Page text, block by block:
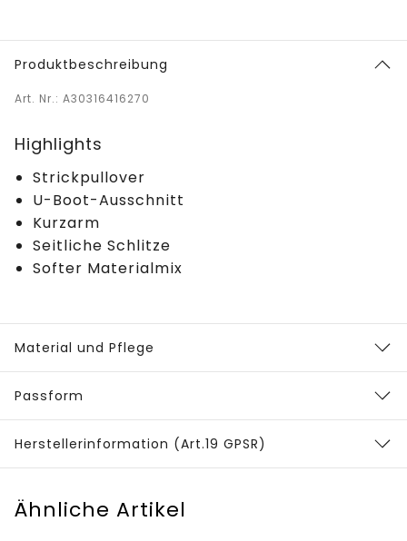
Produktbeschreibung
Art. Nr.: A30316416270
Highlights
Strickpullover
U-Boot-Ausschnitt
Kurzarm
Seitliche Schlitze
Softer Materialmix
Material und Pflege
Passform
Herstellerinformation (Art.19 GPSR)
Ähnliche Artikel